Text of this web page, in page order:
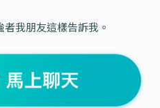
我朋友這樣告訴我。